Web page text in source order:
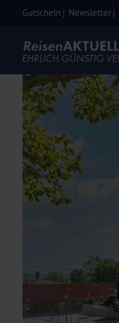
Gutschein Newsletter